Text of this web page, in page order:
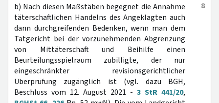
8
b) Nach diesen Maßstäben begegnet die Annahme
täterschaftlichen Handelns des Angeklagten auch
dann durchgreifenden Bedenken, wenn man dem
Tatgericht bei der vorzunehmenden Abgrenzung
von Mittäterschaft und Beihilfe einen
Beurteilungsspielraum zubilligte, der nur
eingeschränkter revisionsgerichtlicher
Überprüfung zugänglich ist (vgl. dazu BGH,
Beschluss vom 12. August 2021 - 3 StR 441/20,